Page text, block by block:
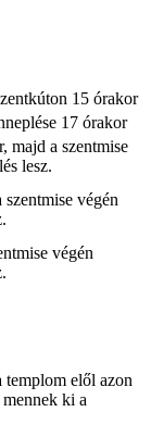
15 órakor
17 órakor
majd a szentmise
lesz.
végén
végén
templom elől azon
ki a